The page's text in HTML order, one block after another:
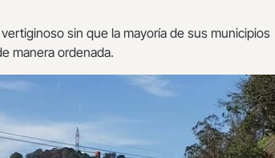
sin que la mayoría de sus municipios
manera ordenada.